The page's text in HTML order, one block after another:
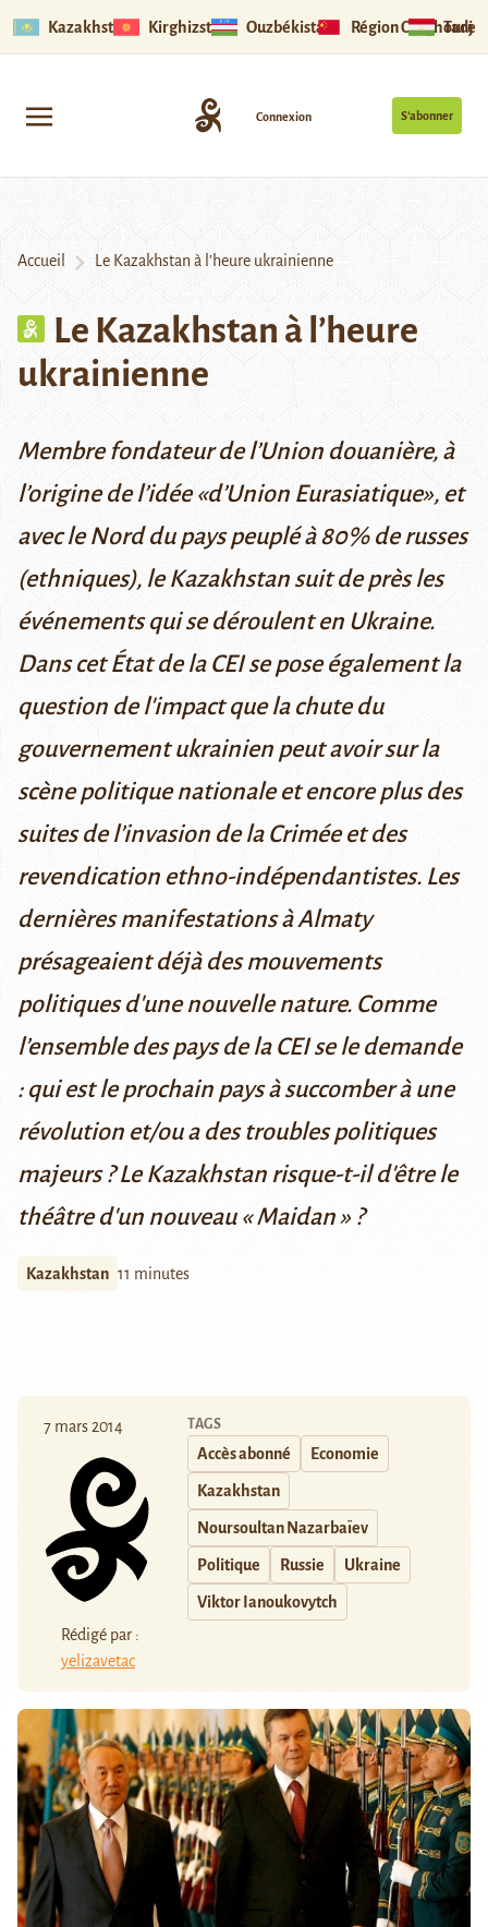
Kazakhstan Kirghizstan Ouzbékistan Région Ouïghoure
S’abonner
Connexion
Accueil Le Kazakhstan à l’heure ukrainienne
Le Kazakhstan à l’heure
ukrainienne
Membre fondateur de l’Union douanière, à
l’origine de l’idée «d’Union Eurasiatique», et
avec le Nord du pays peuplé à 80% de russes
(ethniques), le Kazakhstan suit de près les
événements qui se déroulent en Ukraine.
Dans cet État de la CEI se pose également la
question de l'impact que la chute du
gouvernement ukrainien peut avoir sur la
scène politique nationale et encore plus des
suites de l’invasion de la Crimée et des
revendication ethno-indépendantistes. Les
dernières manifestations à Almaty
présageaient déjà des mouvements
politiques d'une nouvelle nature. Comme
l’ensemble des pays de la CEI se le demande
: qui est le prochain pays à succomber à une
révolution et/ou a des troubles politiques
majeurs ? Le Kazakhstan risque-t-il d'être le
théâtre d'un nouveau « Maidan » ?
Kazakhstan 11 minutes
7 mars 2014
Rédigé par :
yelizavetac
TAGS
Accès abonné Economie
Kazakhstan
Noursoultan Nazarbaïev
Politique Russie Ukraine
Viktor Ianoukovytch